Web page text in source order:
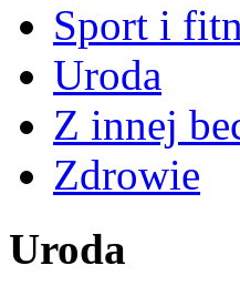
Sport i
Uroda
Z innej
Zdrowie
Uroda